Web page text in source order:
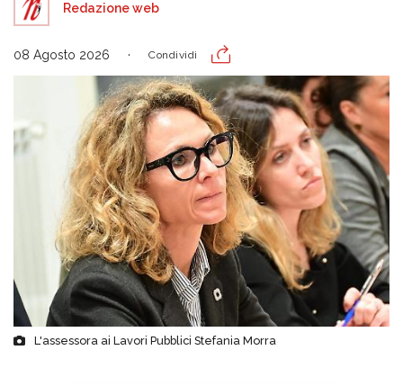
Redazione web
08 Agosto 2026 Condividi
L'assessora ai Lavori Pubblici Stefania Morra